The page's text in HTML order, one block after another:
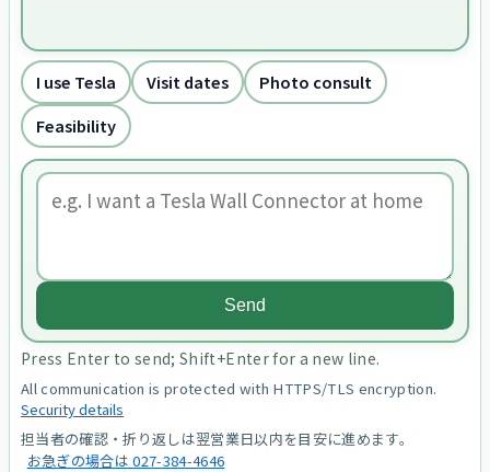
I use Tesla Visit dates
Photo consult
Feasibility
Send
Press Enter to send; Shift+Enter for a new line.
All communication is protected with HTTPS/TLS encryption.
Security details
担当者の確認・折り返しは翌営業日以内を目安に進めます。
お急ぎの場合は 027-384-4646